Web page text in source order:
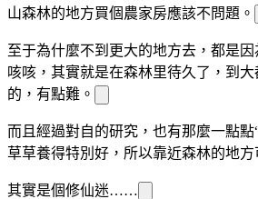
山森林的地方買個農家房應該不問題。
至于為什麼不到更大的地方去，都是因
咳咳，其實就是在森林里待久了，到大
的，有點難 。
而且經過對自的研究， 也有那麼一點點
草草養得特別好，所以靠近森林的地方
其實是個修仙迷……